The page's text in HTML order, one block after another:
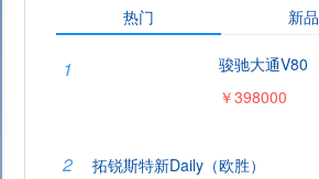
热门 新品
1 骏驰大通V80
￥398000
2 拓锐斯特新Daily（欧胜）